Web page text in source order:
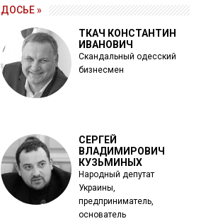
ДОСЬЕ »
ТКАЧ КОНСТАНТИН
ИВАНОВИЧ
Скандальный одесский
бизнесмен
СЕРГЕЙ
ВЛАДИМИРОВИЧ
КУЗЬМИНЫХ
Народный депутат
Украины,
предприниматель,
основатель